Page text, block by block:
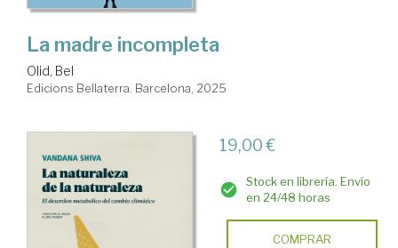
La madre incompleta
Olid, Bel
Edicions Bellaterra. Barcelona, 2025
19,00 €
Stock en librería. Envío
en 24/48 horas
COMPRAR